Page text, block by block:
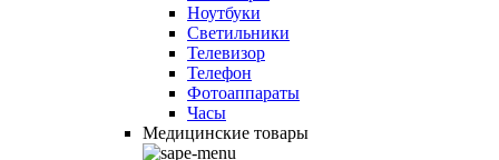
Ноутбуки
Светильники
Телевизор
Телефон
Фотоаппараты
Часы
Медицинские товары